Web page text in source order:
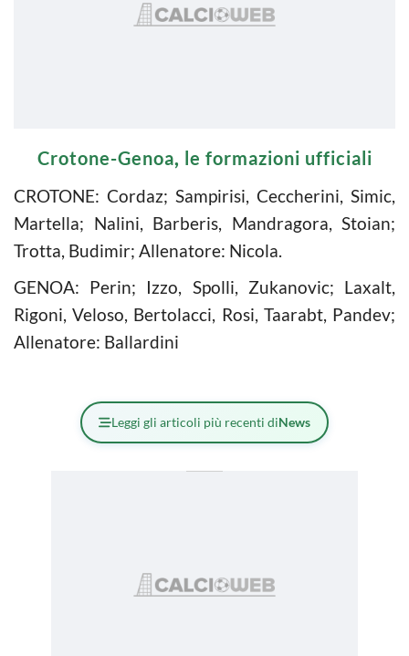
Crotone-Genoa, le formazioni ufficiali
CROTONE: Cordaz; Sampirisi, Ceccherini, Simic,
Martella; Nalini, Barberis, Mandragora, Stoian;
Trotta, Budimir; Allenatore: Nicola.
GENOA: Perin; Izzo, Spolli, Zukanovic; Laxalt,
Rigoni, Veloso, Bertolacci, Rosi, Taarabt, Pandev;
Allenatore: Ballardini
Leggi gli articoli più recenti diNews